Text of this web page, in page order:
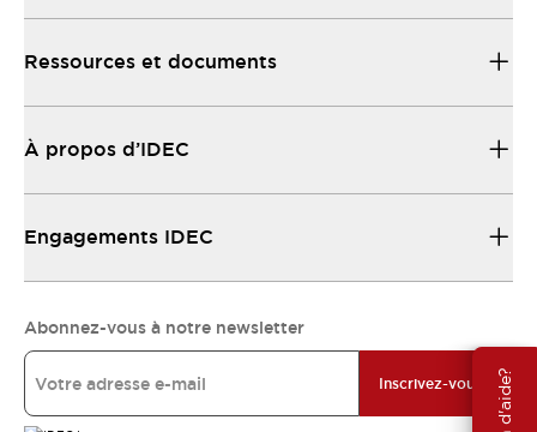
Ressources et documents
À propos d’IDEC
Engagements IDEC
Abonnez-vous à notre newsletter
Inscrivez-vous